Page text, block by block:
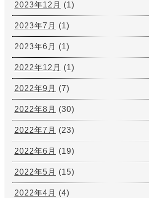
2023年12月 (1)
2023年7月 (1)
2023年6月 (1)
2022年12月 (1)
2022年9月 (7)
2022年8月 (30)
2022年7月 (23)
2022年6月 (19)
2022年5月 (15)
2022年4月 (4)